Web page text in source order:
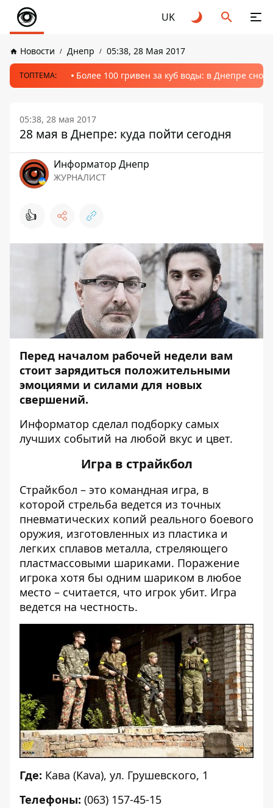
UK
Новости Днепр 05:38, 28 Мая 2017
ТОПТЕМА: Более 100 гривен за куб воды: в Днепре
05:38, 28 мая 2017
28 мая в Днепре: куда пойти сегодня
Информатор Днепр
ЖУРНАЛИСТ
👍
Перед началом рабочей недели вам
стоит зарядиться положительными
эмоциями и силами для новых
свершений.
Информатор сделал подборку самых
лучших событий на любой вкус и цвет.
Игра в страйкбол
Страйкбол – это командная игра, в
которой стрельба ведется из точных
пневматических копий реального боевого
оружия, изготовленных из пластика и
легких сплавов металла, стреляющего
пластмассовыми шариками. Поражение
игрока хотя бы одним шариком в любое
место – считается, что игрок убит. Игра
ведется на честность.
Где: Кава (Kava), ул. Грушевского, 1
Телефоны: (063) 157-45-15